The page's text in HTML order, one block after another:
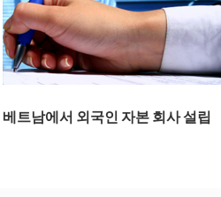
베트남에서 외국인 자본 회사 설립